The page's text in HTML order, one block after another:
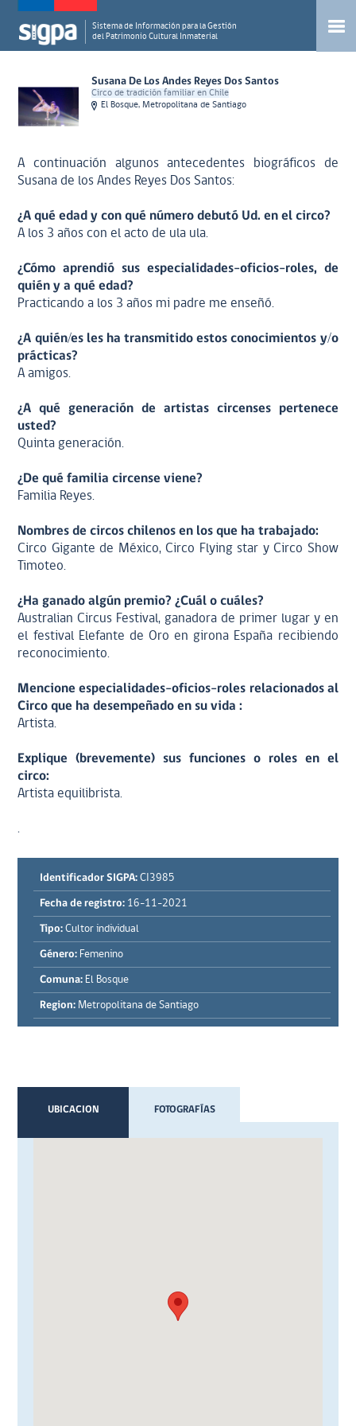
Sistema de Información para la Gestión
del Patrimonio Cultural Inmaterial
Susana De Los Andes Reyes Dos Santos
Circo de tradición familiar en Chile
El Bosque, Metropolitana de Santiago
A continuación algunos antecedentes biográficos de
Susana de los Andes Reyes Dos Santos:
¿A qué edad y con qué número debutó Ud. en el circo?
A los 3 años con el acto de ula ula.
¿Cómo aprendió sus especialidades-oficios-roles, de
quién y a qué edad?
Practicando a los 3 años mi padre me enseñó.
¿A quién/es les ha transmitido estos conocimientos y/o
prácticas?
A amigos.
¿A qué generación de artistas circenses pertenece
usted?
Quinta generación.
¿De qué familia circense viene?
Familia Reyes.
Nombres de circos chilenos en los que ha trabajado:
Circo Gigante de México, Circo Flying star y Circo Show
Timoteo.
¿Ha ganado algún premio? ¿Cuál o cuáles?
Australian Circus Festival, ganadora de primer lugar y en
el festival Elefante de Oro en girona España recibiendo
reconocimiento.
Mencione especialidades-oficios-roles relacionados al
Circo que ha desempeñado en su vida :
Artista.
Explique (brevemente) sus funciones o roles en el
circo:
Artista equilibrista.
.
Identificador SIGPA: CI3985
Fecha de registro: 16-11-2021
Tipo: Cultor individual
Género: Femenino
Comuna: El Bosque
Region: Metropolitana de Santiago
UBICACION FOTOGRAFÍAS